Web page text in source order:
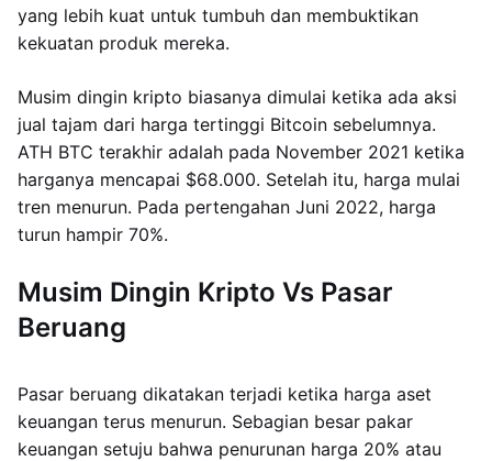
yang lebih kuat untuk tumbuh dan membuktikan
kekuatan produk mereka.
Musim dingin kripto biasanya dimulai ketika ada aksi
jual tajam dari harga tertinggi Bitcoin sebelumnya.
ATH BTC terakhir adalah pada November 2021 ketika
harganya mencapai $68.000. Setelah itu, harga mulai
tren menurun. Pada pertengahan Juni 2022, harga
turun hampir 70%.
Musim Dingin Kripto Vs Pasar
Beruang
Pasar beruang dikatakan terjadi ketika harga aset
keuangan terus menurun. Sebagian besar pakar
keuangan setuju bahwa penurunan harga 20% atau